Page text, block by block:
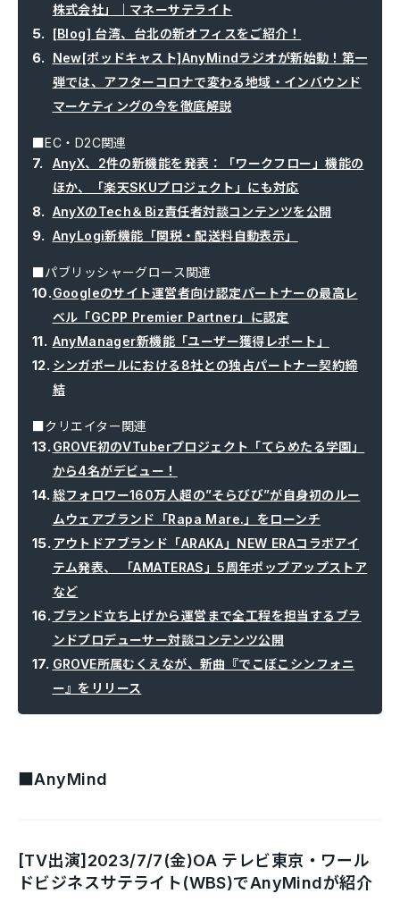
株式会社」｜マネーサテライト
[Blog] 台湾、台北の新オフィスをご紹介！
New[ポッドキャスト]AnyMindラジオが新始動！第一
弾では、アフターコロナで変わる地域・インバウンド
マーケティングの今を徹底解説
■EC・D2C関連
AnyX、2件の新機能を発表：「ワークフロー」機能の
ほか、「楽天SKUプロジェクト」にも対応
AnyXのTech＆Biz責任者対談コンテンツを公開
AnyLogi新機能「関税・配送料自動表示」
■パブリッシャーグロース関連
Googleのサイト運営者向け認定パートナーの最高レ
ベル「GCPP Premier Partner」に認定
AnyManager新機能「ユーザー獲得レポート」
シンガポールにおける8社との独占パートナー契約締
結
■クリエイター関連
GROVE初のVTuberプロジェクト「てらめたる学園」
から4名がデビュー！
総フォロワー160万人超の”そらびび”が自身初のルー
ムウェアブランド「Rapa Mare.」をローンチ
アウトドアブランド「ARAKA」NEW ERAコラボアイ
テム発表、 「AMATERAS」5周年ポップアップストア
など
ブランド立ち上げから運営まで全工程を担当するブラ
ンドプロデューサー対談コンテンツ公開
GROVE所属むくえなが、新曲『でこぼこシンフォニ
ー』をリリース
■AnyMind
[TV出演]2023/7/7(金)OA テレビ東京・ワール
ドビジネスサテライト(WBS)でAnyMindが紹介